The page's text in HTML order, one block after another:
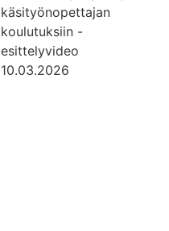
käsityönopettajan
koulutuksiin -
esittelyvideo
10.03.2026